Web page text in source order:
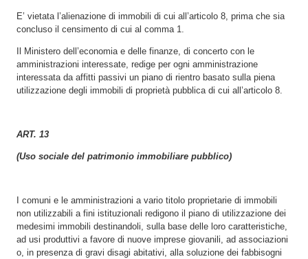
E’ vietata l’alienazione di immobili di cui all’articolo 8, prima che sia
concluso il censimento di cui al comma 1.
Il Ministero dell’economia e delle finanze, di concerto con le
amministrazioni interessate, redige per ogni amministrazione
interessata da affitti passivi un piano di rientro basato sulla piena
utilizzazione degli immobili di proprietà pubblica di cui all’articolo 8.
ART. 13
(Uso sociale del patrimonio immobiliare pubblico)
I comuni e le amministrazioni a vario titolo proprietarie di immobili
non utilizzabili a fini istituzionali redigono il piano di utilizzazione dei
medesimi immobili destinandoli, sulla base delle loro caratteristiche,
ad usi produttivi a favore di nuove imprese giovanili, ad associazioni
o, in presenza di gravi disagi abitativi, alla soluzione dei fabbisogni